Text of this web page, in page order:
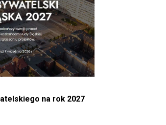
na rok 2027